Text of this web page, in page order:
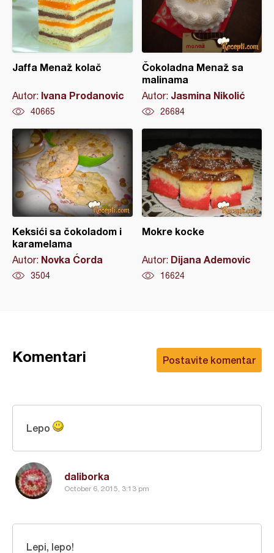
Jaffa Menaž kolač
Autor: Ivana Prodanovic
40665
Čokoladna Menaž sa
malinama
Autor: Jasmina Nikolić
26684
Keksići sa čokoladom i
karamelama
Autor: Novka Ćorda
3504
Mokre kocke
Autor: Dijana Ademovic
16624
Postavite komentar
Komentari
daliborka
October 6, 2015, 3:13 pm
Lepo
Lepi, lepo!